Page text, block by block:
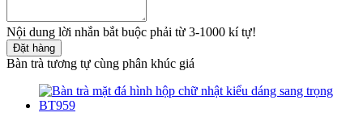
Nội dung lời nhắn bắt buộc phải từ 3-1000 kí tự!
Đặt hàng
Bàn trà tương tự cùng phân khúc giá